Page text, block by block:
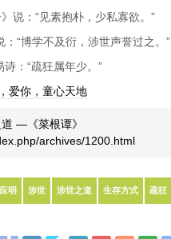
说：“见素抱朴，少私寡欲。”
“博学不及衍，涉世声誉过之。”
诗 ：“疏狂属年少。”
爱你，童心天地
—《菜根谭》
archives/1200.html
明 涉世 涉世之道 生存方式 疏狂